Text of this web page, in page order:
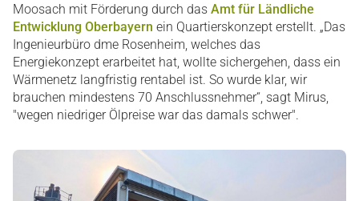
Moosach mit Förderung durch das Amt für Ländliche
Entwicklung Oberbayern ein Quartierskonzept erstellt. „Das
Ingenieurbüro dme Rosenheim, welches das
Energiekonzept erarbeitet hat, wollte sichergehen, dass ein
Wärmenetz langfristig rentabel ist. So wurde klar, wir
brauchen mindestens 70 Anschlussnehmer“, sagt Mirus,
"wegen niedriger Ölpreise war das damals schwer".